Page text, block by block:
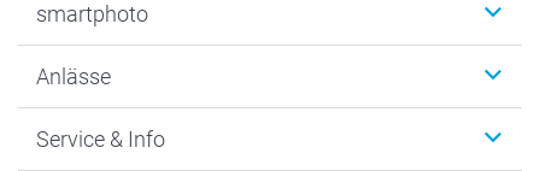
Fotogeschenke
MyNameBook
Fotoabzüge, Fotos als Buch & Poster
smartphoto
Warum smartphoto
Datenschutz
Anlässe
Neujahr
Service & Info